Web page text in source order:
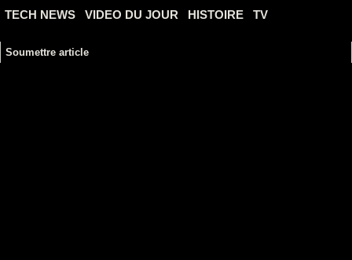
TECH NEWS
VIDEO DU JOUR HISTOIRE TV
Soumettre article